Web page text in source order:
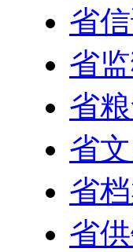
省
省
省
省
省
省